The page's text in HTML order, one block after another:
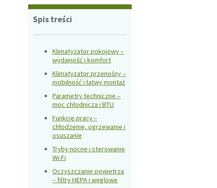
Spis treści
Klimatyzator pokojowy –
wydajność i komfort
Klimatyzator przenośny –
mobilność i łatwy montaż
Parametry techniczne –
moc chłodnicza i BTU
Funkcje pracy –
chłodzenie, ogrzewanie i
osuszanie
Tryby nocne i sterowanie
Wi-Fi
Oczyszczanie powietrza
– filtry HEPA i węglowe